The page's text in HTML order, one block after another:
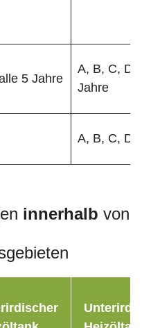
5 Jahre
A, B, C, D
Jahre
A, B, C, D
innerhalb von